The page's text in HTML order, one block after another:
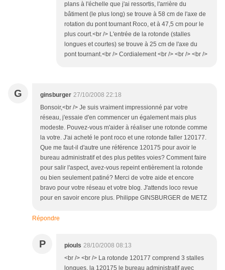
plans à l'échelle que j'ai ressortis, l'arrière du
bâtiment (le plus long) se trouve à 58 cm de l'axe de
rotation du pont tournant Roco, et à 47,5 cm pour le
plus court.<br /> L'entrée de la rotonde (stalles
longues et courtes) se trouve à 25 cm de l'axe du
pont tournant.<br /> Cordialement <br /> <br /> <br />
G ginsburger 27/10/2008 22:18
Bonsoir,<br /> Je suis vraiment impressionné par votre
réseau, j'essaie d'en commencer un également mais plus
modeste. Pouvez-vous m'aider à réaliser une rotonde comme
la votre. J'ai acheté le pont roco et une rotonde faller 120177.
Que me faut-il d'autre une référence 120175 pour avoir le
bureau administratif et des plus petites voies? Comment faire
pour salir l'aspect, avez-vous repeint entièrement la rotonde
ou bien seulement patiné? Merci de votre aide et encore
bravo pour votre réseau et votre blog. J'attends loco revue
pour en savoir encore plus. Philippe GINSBURGER de METZ
Répondre
P piouls 28/10/2008 08:13
<br /> <br /> La rotonde 120177 comprend 3 stalles
longues, la 120175 le bureau administratif avec